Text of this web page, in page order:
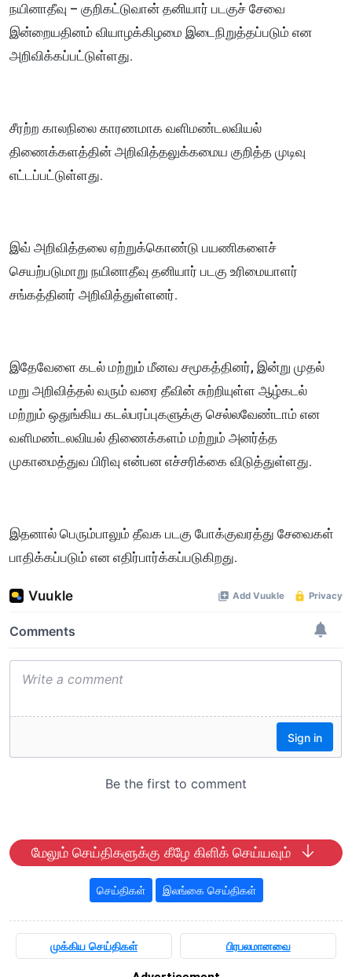
நயினாதீவு – குறிகட்டுவான் தனியார் படகுச் சேவை
இன்றையதினம் வியாழக்கிழமை இடைநிறுத்தப்படும் என
அறிவிக்கப்பட்டுள்ளது.
சீரற்ற காலநிலை காரணமாக வளிமண்டலவியல்
திணைக்களத்தின் அறிவித்தலுக்கமைய குறித்த முடிவு
எட்டப்பட்டுள்ளது.
இவ் அறிவித்தலை ஏற்றுக்கொண்டு பயணிகளைச்
செயற்படுமாறு நயினாதீவு தனியார் படகு உரிமையாளர்
சங்கத்தினர் அறிவித்துள்ளனர்.
இதேவேளை கடல் மற்றும் மீனவ சமூகத்தினர், இன்று முதல்
மறு அறிவித்தல் வரும் வரை தீவின் சுற்றியுள்ள ஆழ்கடல்
மற்றும் ஒதுங்கிய கடல்பரப்புகளுக்கு செல்லவேண்டாம் என
வளிமண்டலவியல் திணைக்களம் மற்றும் அனர்த்த
முகாமைத்துவ பிரிவு என்பன எச்சரிக்கை விடுத்துள்ளது.
இதனால் பெரும்பாலும் தீவக படகு போக்குவரத்து சேவைகள்
பாதிக்கப்படும் என எதிர்பார்க்கப்படுகிறது.
மேலும் செய்திகளுக்கு கீழே கிளிக் செய்யவும்
செய்திகள் இலங்கை செய்திகள்
முக்கிய செய்திகள் பிரபலமானவை